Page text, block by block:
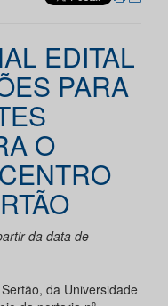
EDITAL
PARA
O
da data de
da Universidade